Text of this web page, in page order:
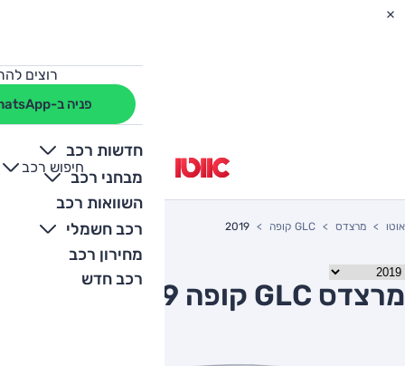
רוצים
פניה ב-WhatsApp
חדשות רכב
מבחני רכב
השוואות רכב
רכב חשמלי
מחירון רכב
רכב חדש
חיפוש רכב
+
-
אוטו מרצדס GLC קופה 2019
מרצדס GLC קופה 2019 יד שניה